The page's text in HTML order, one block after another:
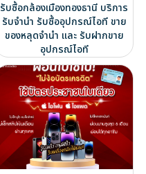
รับซื้อกล้องเมืองทองธานี บริการ
รับจำนำ รับซื้ออุปกรณ์ไอที ขาย
ของหลุดจำนำ และ รับฝากขาย
อุปกรณ์ไอที